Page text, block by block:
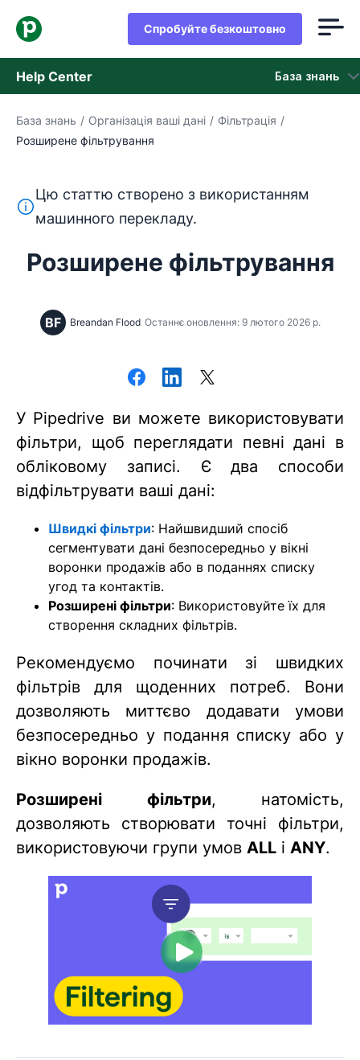
Спробуйте безкоштовно
Help Center База знань
База знань
Зверніться в службу підтримки
База знань / Організація ваші дані / Фільтрація /
Розширене фільтрування
Цей текст перекладено з англійської мови за
Цю статтю створено з використанням
машинного перекладу.
Розширене фільтрування
BF Breandan Flood Останнє оновлення: 9 лютого 2026 р.
У Pipedrive ви можете використовувати
фільтри, щоб переглядати певні дані в
обліковому записі. Є два способи
відфільтрувати ваші дані:
Швидкі фільтри: Найшвидший спосіб
сегментувати дані безпосередньо у вікні
воронки продажів або в поданнях списку
угод та контактів.
Розширені фільтри: Використовуйте їх для
створення складних фільтрів.
Рекомендуємо починати зі швидких
фільтрів для щоденних потреб. Вони
дозволяють миттєво додавати умови
безпосередньо у подання списку або у
вікно воронки продажів.
Розширені фільтри, натомість,
дозволяють створювати точні фільтри,
використовуючи групи умов ALL і ANY.